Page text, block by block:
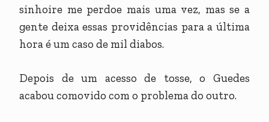
sinhoire me perdoe mais uma vez, mas se a
gente deixa essas providências para a última
hora é um caso de mil diabos.
Depois de um acesso de tosse, o Guedes
acabou comovido com o problema do outro.